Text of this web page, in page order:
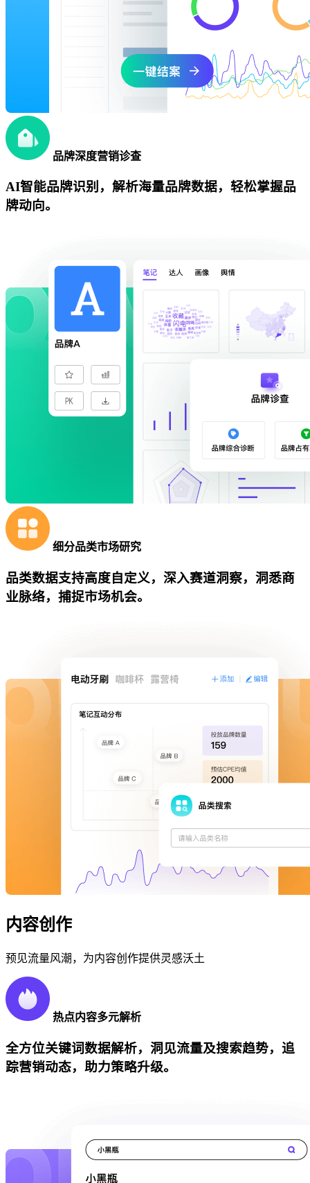
品牌深度营销诊查
AI智能品牌识别，解析海量品牌数据，轻松掌握品
牌动向。
细分品类市场研究
品类数据支持高度自定义，深入赛道洞察，洞悉商
业脉络，捕捉市场机会。
内容创作
预见流量风潮，为内容创作提供灵感沃土
热点内容多元解析
全方位关键词数据解析，洞见流量及搜索趋势，追
踪营销动态，助力策略升级。